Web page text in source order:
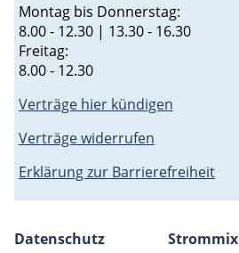
Montag bis Donnerstag:
8.00 - 12.30 | 13.30 - 16.30
Freitag:
8.00 - 12.30
Verträge hier kündigen
Verträge widerrufen
Erklärung zur Barrierefreiheit
Datenschutz Strommix